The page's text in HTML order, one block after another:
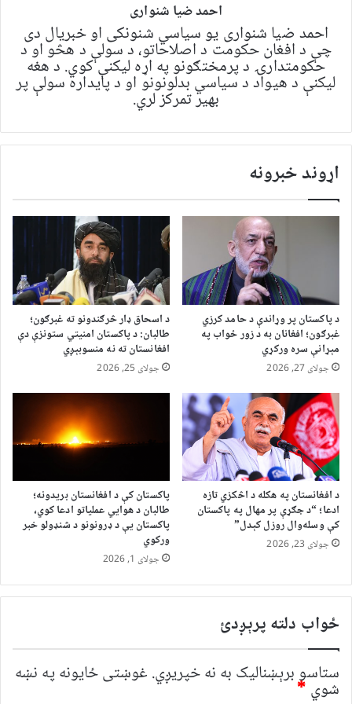
احمد ضیا شنواری
احمد ضیا شنواری یو سياسي شنونکی او خبریال دی
چې د افغان حکومت د اصلاحاتو، د سولې د هڅو او د
حکومتدارۍ د پرمختګونو په اړه لیکنې کوي. د هغه
لیکنې د هیواد د سیاسي بدلونونو او د پایداره سولې پر
بهیر تمرکز لري.
اړوند خبرونه
د پاکستان پر وړاندې د حامد کرزي
غبرګون؛ افغانان به د زور ځواب په
مېړانې سره ورکړي
جولای 27, 2026
د اسحاق ډار څرګندونو ته غبرګون؛
طالبان: د پاکستان امنیتي ستونزې دې
افغانستان ته نه منسوبېږي
جولای 25, 2026
د افغانستان په هکله د اڅکزي تازه
ادعا؛ “د جګړې پر مهال په پاکستان
کې وسله‌وال روزل کېدل”
جولای 23, 2026
پاکستان کې د افغانستان بریدونه؛
طالبان د هوايي عملیاتو ادعا کوي،
پاکستان یې د ډرونونو د شنډولو خبر
ورکوي
جولای 1, 2026
ځواب دلته پرېږدئ
ستاسو برېښناليک به نه خپريږي. غوښتى ځایونه په نښه
شوي *